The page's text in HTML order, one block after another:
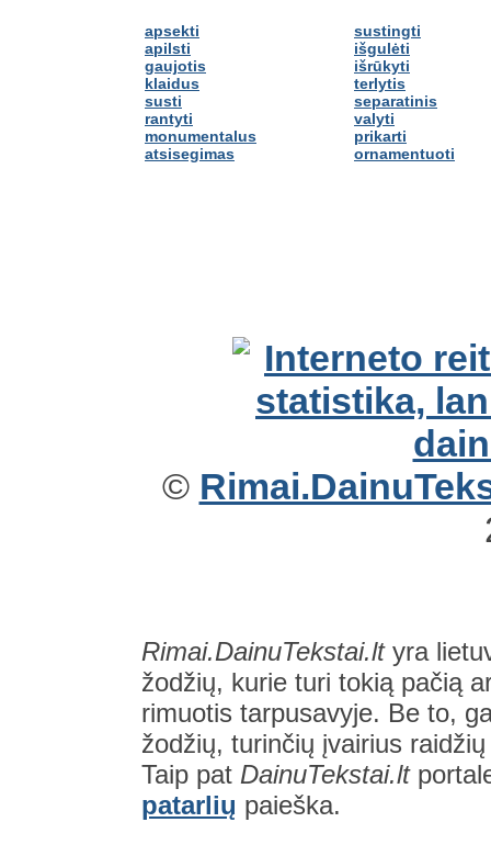
apsekti
apilsti
gaujotis
klaidus
susti
rantyti
monumentalus
atsisegimas
sustingti
išgulėti
išrūkyti
terlytis
separatinis
valyti
prikarti
ornamentuoti
©
Rimai.DainuTekstai.ltyra
žodžių, kurie turi tokią pačią
rimuotis tarpusavyje. Be to,
žodžių, turinčių įvairius
Taip pat DainuTekstai.lt
patarlių paieška.